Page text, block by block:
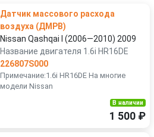
Датчик массового расхода
воздуха (ДМРВ)
Nissan Qashqai I (2006—2010) 2009
Название двигателя 1.6i HR16DE
226807S000
Примечание:1.6i HR16DE На многие
модели Nissan
В наличии
1 500 ₽